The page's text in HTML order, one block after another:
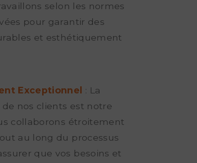
selon les normes
pour garantir des
et esthétiquement
Exceptionnel
: La
nos clients est notre
collaborons étroitement
au long du processus
que vos besoins et